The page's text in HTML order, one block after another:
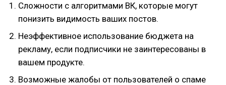
Сложности с алгоритмами ВК, которые могут
понизить видимость ваших постов.
Неэффективное использование бюджета на
рекламу, если подписчики не заинтересованы в
вашем продукте.
Возможные жалобы от пользователей о спаме